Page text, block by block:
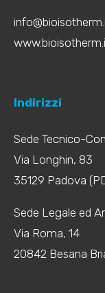
Indirizzi
Sede Tecnico-
Via Longhin, 83
35129 Padova
Sede Legale ed
Via Roma, 14
20842 Besana